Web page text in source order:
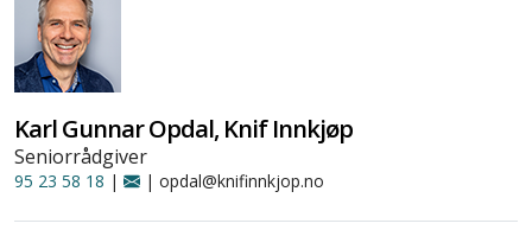
Karl Gunnar Opdal, Knif Innkjøp
Seniorrådgiver
95 23 58 18 | | opdal@knifinnkjop.no